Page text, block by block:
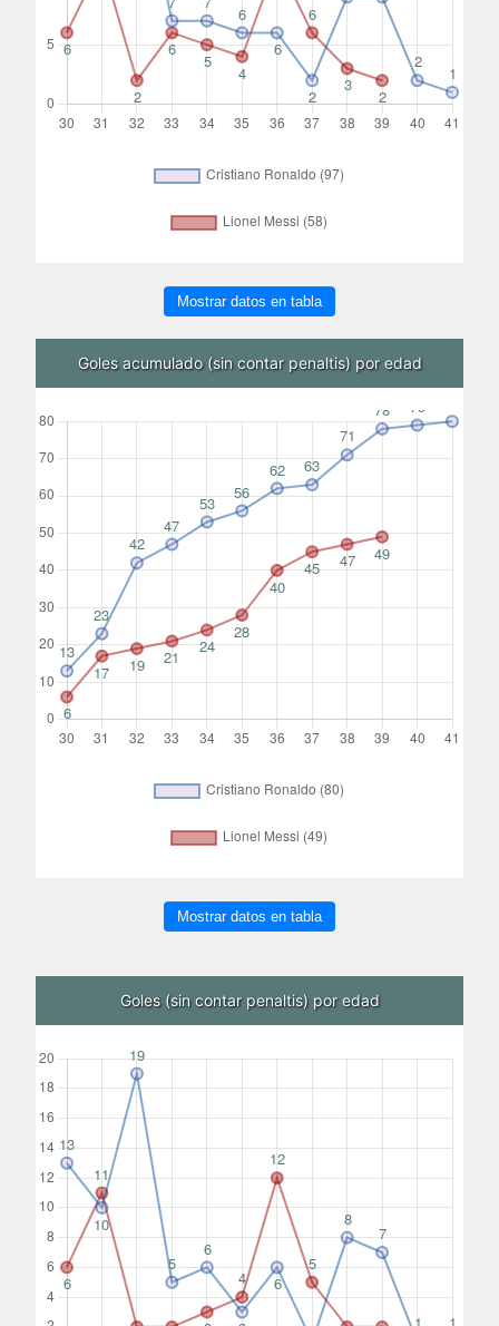
Mostrar datos en tabla
Goles acumulado (sin contar penaltis) por edad
Mostrar datos en tabla
Goles (sin contar penaltis) por edad